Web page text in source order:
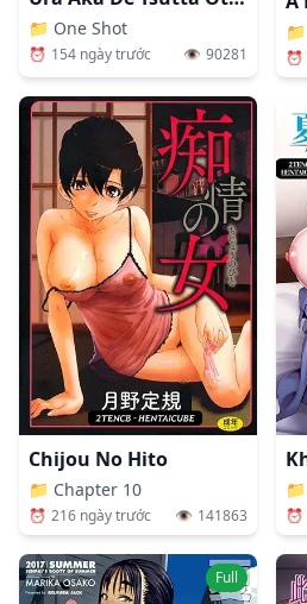
📁 One Shot
⏰ 154 ngày trước 👁️ 90281
📁
⏰
Chijou No Hito
📁 Chapter 10
⏰ 216 ngày trước 👁️ 141863
📁
⏰
Full